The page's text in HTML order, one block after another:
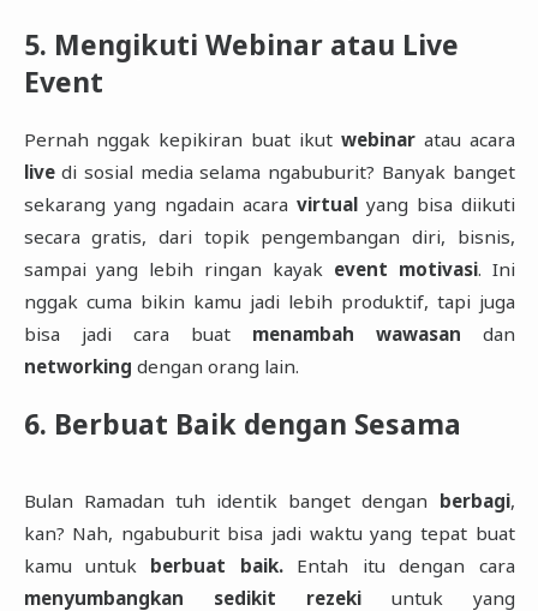
5. Mengikuti Webinar atau Live
Event
Pernah nggak kepikiran buat ikut webinaratau acara
livedi sosial media selama ngabuburit? Banyak banget
sekarang yang ngadain acara virtualyang bisa diikuti
secara gratis, dari topik pengembangan diri, bisnis,
sampai yang lebih ringan kayak event motivasi. Ini
nggak cuma bikin kamu jadi lebih produktif, tapi juga
bisa jadi cara buat menambah wawasan dan
networking dengan orang lain.
6. Berbuat Baik dengan Sesama
Bulan Ramadan tuh identik banget dengan berbagi,
kan? Nah, ngabuburit bisa jadi waktu yang tepat buat
kamu untuk berbuat baik.Entah itu dengan cara
menyumbangkan sedikit rezekiuntuk yang